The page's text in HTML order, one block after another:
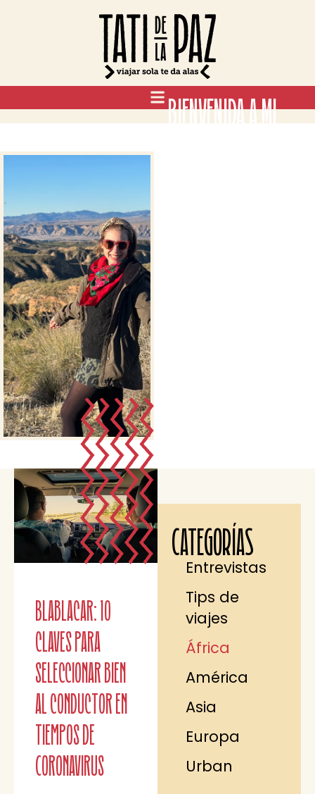
BIENVENIDA A MI
Blablacar: 10
claves para
seleccionar bien
al conductor en
tiempos de
Coronavirus
CATEGORÍAS
Entrevistas
Tips de
viajes
África
América
Asia
Europa
Urban